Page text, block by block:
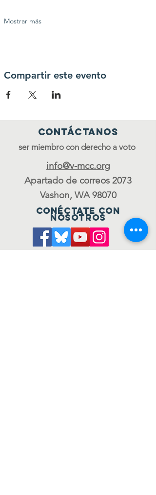
Mostrar más
Compartir este evento
Contáctanos
ser miembro con derecho a voto
info@v-mcc.org
Apartado de correos 2073
Vashon, WA 98070
Conéctate con
nosotros